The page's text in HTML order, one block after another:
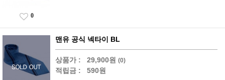
0
맨유 공식 넥타이 BL
상품가 : 29,900원 (0)
적립금 : 590원